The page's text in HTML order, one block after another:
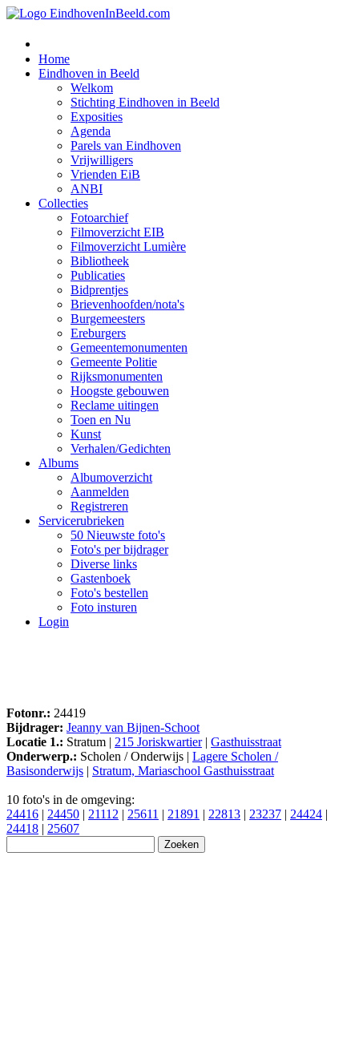
Home
Eindhoven in Beeld
Welkom
Stichting Eindhoven in Beeld
Exposities
Agenda
Parels van Eindhoven
Vrijwilligers
Vrienden EiB
ANBI
Collecties
Fotoarchief
Filmoverzicht EIB
Filmoverzicht Lumière
Bibliotheek
Publicaties
Bidprentjes
Brievenhoofden/nota's
Burgemeesters
Ereburgers
Gemeentemonumenten
Gemeente Politie
Rijksmonumenten
Hoogste gebouwen
Reclame uitingen
Toen en Nu
Kunst
Verhalen/Gedichten
Albums
Albumoverzicht
Aanmelden
Registreren
Servicerubrieken
50 Nieuwste foto's
Foto's per bijdrager
Diverse links
Gastenboek
Foto's bestellen
Foto insturen
Login
Fotonr.: 24419
Bijdrager: Jeanny van Bijnen-Schoot
Locatie 1.: Stratum | 215 Joriskwartier| Gasthuisstraat
Onderwerp.: Scholen / Onderwijs | Lagere Scholen /
Basisonderwijs | Stratum, Mariaschool Gasthuisstraat
10 foto's in de omgeving:
24416 | 24450 | 21112 | 25611 | 21891 | 22813 | 23237 | 24424 |
24418 | 25607